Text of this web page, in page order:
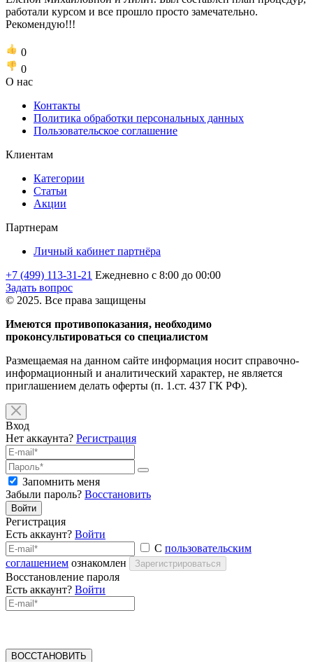
работали курсом и все прошло просто замечательно.
Рекомендую!!!
0
0
О нас
Контакты
Политика обработки персональных данных
Пользовательское соглашение
Клиентам
Категории
Статьи
Акции
Партнерам
Личный кабинет партнёра
+7 (499) 113-31-21 Ежедневно с 8:00 до 00:00
Задать вопрос
© 2025. Все права защищены
Имеются противопоказания, необходимо
проконсультироваться со специалистом
Размещаемая на данном сайте информация носит справочно-
информационный и аналитический характер, не является
приглашением делать оферты (п. 1.ст. 437 ГК РФ).
Вход
Нет аккаунта? Регистрация
Запомнить меня
Забыли пароль? Восстановить
Войти
Регистрация
Есть аккаунт? Войти
С пользовательским
соглашением ознакомлен Зарегистрироваться
Восстановление пароля
Есть аккаунт? Войти
ВОССТАНОВИТЬ